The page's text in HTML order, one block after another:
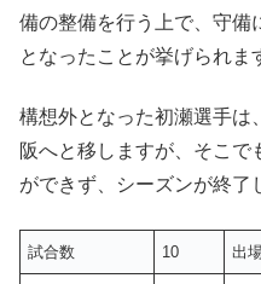
備の整備を行う上で、守備
となったことが挙げられま
構想外となった初瀬選手は
阪へと移しますが、そこで
ができず、シーズンが終了
試合数 10 出